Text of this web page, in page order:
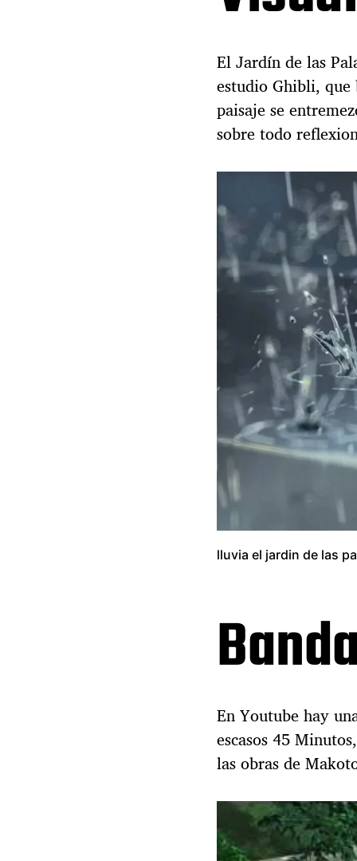
El Jardín de las
estudio Ghibli, que
paisaje se
sobre todo
lluvia el jardin de las
En Youtube hay
escasos 45
las obras de